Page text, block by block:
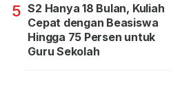
5 S2 Hanya 18 Bulan, Kuliah
Cepat dengan Beasiswa
Hingga 75 Persen untuk
Guru Sekolah